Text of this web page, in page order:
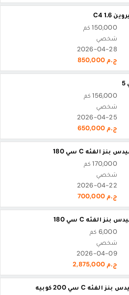
150,000 كم
شخصي
2026-04-28
ج.م 850,000
156,000 كم
شخصي
2026-04-25
ج.م 650,000
170,000 كم
شخصي
2026-04-22
ج.م 700,000
6,000 كم
شخصي
2026-04-09
ج.م 2,875,000